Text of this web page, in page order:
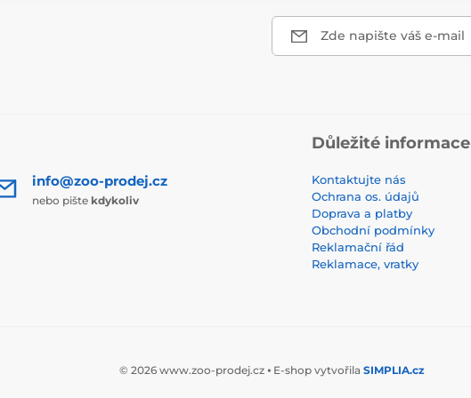
Zde napište váš e-mail
info@zoo-prodej.cz
nebo pište kdykoliv
Důležité informace
Kontaktujte nás
Ochrana os. údajů
Doprava a platby
Obchodní podmínky
Reklamační řád
Reklamace, vratky
© 2026 www.zoo-prodej.cz ⦁ E-shop vytvořila SIMPLIA.cz